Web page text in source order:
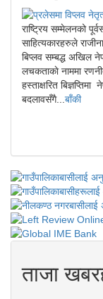
राष्ट्रिय सम्मेलनको
साहित्यकारहरुले
बिप्लव सम्बद्ध अखिल
लचकताकाे नाममा
हस्ताक्षरित
बदलावसँगै... बाँकी
ताजा